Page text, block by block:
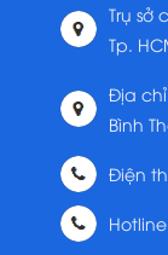
Trụ sở
Tp.
Địa chỉ
Bình
Điện